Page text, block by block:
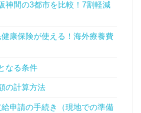
神間の3都市を比較！7割軽減
康保険が使える！海外療養費
なる条件
の計算方法
申請の手続き（現地での準備